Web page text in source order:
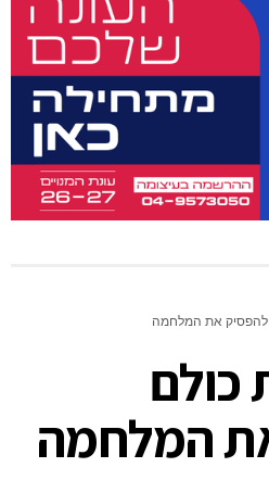
את המלחמה
כולם
המלחמה